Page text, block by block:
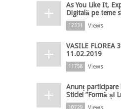
As You Like It,
Digitală pe teme
12331 Views
VASILE FLOREA
11.02.2019
11758 Views
Anunț participare
Sticlei ”Formă și
10729 Views